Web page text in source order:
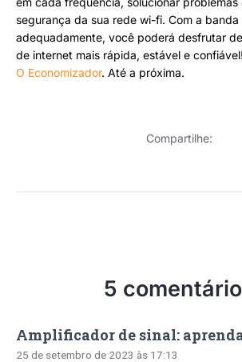
segurança da sua rede wi-fi. Com a
adequadamente, você poderá desfrutar
de internet mais rápida, estável e
O Economizador. Até a próxima.
Compartilhe:
5
Amplificador de sinal:
25 de setembro de 2023 às 17:13